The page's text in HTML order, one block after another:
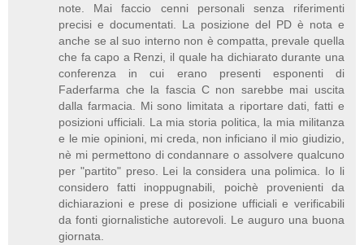
note. Mai faccio cenni personali senza riferimenti
precisi e documentati. La posizione del PD è nota e
anche se al suo interno non è compatta, prevale quella
che fa capo a Renzi, il quale ha dichiarato durante una
conferenza in cui erano presenti esponenti di
Faderfarma che la fascia C non sarebbe mai uscita
dalla farmacia. Mi sono limitata a riportare dati, fatti e
posizioni ufficiali. La mia storia politica, la mia militanza
e le mie opinioni, mi creda, non inficiano il mio giudizio,
nè mi permettono di condannare o assolvere qualcuno
per "partito" preso. Lei la considera una polimica. Io li
considero fatti inoppugnabili, poichè provenienti da
dichiarazioni e prese di posizione ufficiali e verificabili
da fonti giornalistiche autorevoli. Le auguro una buona
giornata.